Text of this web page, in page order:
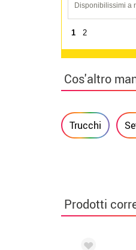
Disponibilissimi a
1 2
Cos'altro
Trucchi
Prodotti